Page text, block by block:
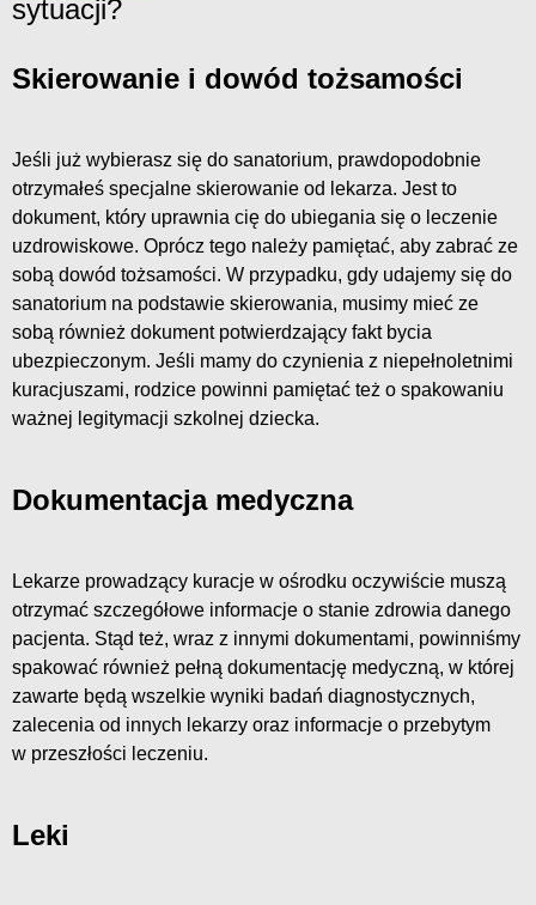
sytuacji?
Skierowanie i dowód tożsamości
Jeśli już wybierasz się do sanatorium, prawdopodobnie
otrzymałeś specjalne skierowanie od lekarza. Jest to
dokument, który uprawnia cię do ubiegania się o leczenie
uzdrowiskowe. Oprócz tego należy pamiętać, aby zabrać ze
sobą dowód tożsamości. W przypadku, gdy udajemy się do
sanatorium na podstawie skierowania, musimy mieć ze
sobą również dokument potwierdzający fakt bycia
ubezpieczonym. Jeśli mamy do czynienia z niepełnoletnimi
kuracjuszami, rodzice powinni pamiętać też o spakowaniu
ważnej legitymacji szkolnej dziecka.
Dokumentacja medyczna
Lekarze prowadzący kuracje w ośrodku oczywiście muszą
otrzymać szczegółowe informacje o stanie zdrowia danego
pacjenta. Stąd też, wraz z innymi dokumentami, powinniśmy
spakować również pełną dokumentację medyczną, w której
zawarte będą wszelkie wyniki badań diagnostycznych,
zalecenia od innych lekarzy oraz informacje o przebytym
w przeszłości leczeniu.
Leki